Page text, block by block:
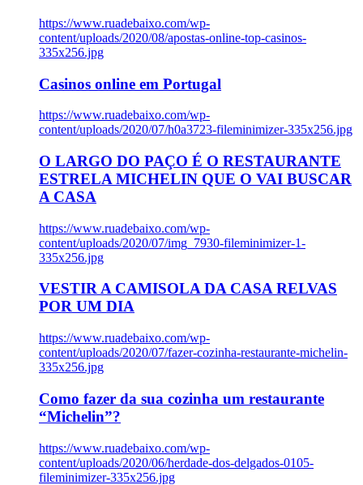
https://www.ruadebaixo.com/wp-
content/uploads/2020/08/apostas-online-top-casinos-
335x256.jpg
Casinos online em Portugal
https://www.ruadebaixo.com/wp-
content/uploads/2020/07/h0a3723-fileminimizer-335x256.jpg
O LARGO DO PAÇO É O RESTAURANTE
ESTRELA MICHELIN QUE O VAI BUSCAR
A CASA
https://www.ruadebaixo.com/wp-
content/uploads/2020/07/img_7930-fileminimizer-1-
335x256.jpg
VESTIR A CAMISOLA DA CASA RELVAS
POR UM DIA
https://www.ruadebaixo.com/wp-
content/uploads/2020/07/fazer-cozinha-restaurante-michelin-
335x256.jpg
Como fazer da sua cozinha um restaurante
“Michelin”?
https://www.ruadebaixo.com/wp-
content/uploads/2020/06/herdade-dos-delgados-0105-
fileminimizer-335x256.jpg